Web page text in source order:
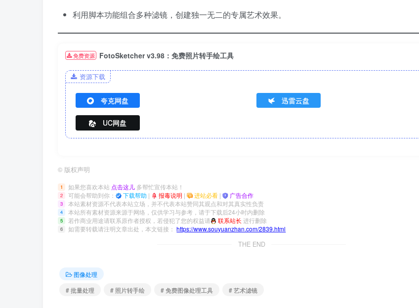
利用脚本功能组合多种滤镜，创建独一无二的专属艺术效果。
免费资源 FotoSketcher v3.98：免费照片转手绘工具
资源下载
夸克网盘 迅雷云盘
UC网盘
© 版权声明
1 如果您喜欢本站 点击这儿 多帮忙宣传本站！
2 可能会帮助到你： 下载帮助 | 报毒说明 | 进站必看 | 广告合作
3 本站素材资源不代表本站立场，并不代表本站赞同其观点和对其真实性负责
4 本站所有素材资源来源于网络，仅供学习与参考，请于下载后24小时内删除
5 若作商业用途请联系原作者授权，若侵犯了您的权益请 联系站长 进行删除
6 如需要转载请注明文章出处，本文链接：https://www.souyuanzhan.com/2839.html
THE END
图像处理
# 批量处理
# 照片转手绘 # 免费图像处理工具 # 艺术滤镜